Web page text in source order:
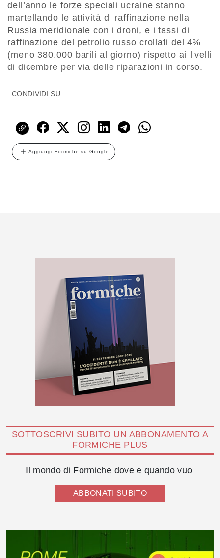
dell’anno le forze speciali ucraine stanno
martellando le attività di raffinazione nella
Russia meridionale con i droni, e i tassi di
raffinazione del petrolio russo crollati del 4%
(meno 380.000 barili al giorno) rispetto ai livelli
di dicembre per via delle riparazioni in corso.
CONDIVIDI SU:
Aggiungi Formiche su Google
SOTTOSCRIVI SUBITO UN ABBONAMENTO A
FORMICHE PLUS
Il mondo di Formiche dove e quando vuoi
ABBONATI SUBITO